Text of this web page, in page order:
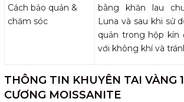
Cách bảo quản &
chăm sóc
bằng khăn lau
Luna và sau khi sử
quản trong hộp kín
với không khí và
THÔNG TIN KHUYÊN TAI VÀNG
CƯƠNG MOISSANITE